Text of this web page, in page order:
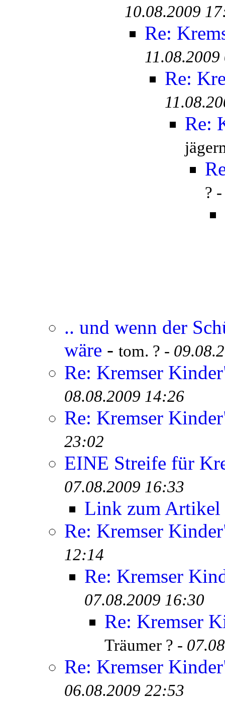
10.08.2009
Re:
Re:
Re:
?
.. und wenn der
wäre - tom. ? -
Re: Kremser
08.08.2009 14:26
Re: Kremser
23:02
EINE Streife für
07.08.2009 16:33
Link zum Artikel
Re: Kremser
12:14
Re: Kremser
07.08.2009 16:30
Re: Kremser
Träumer ? -
Re: Kremser
06.08.2009 22:53